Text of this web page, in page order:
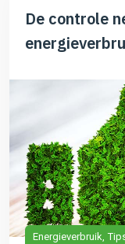
De controle
Energieverbruik